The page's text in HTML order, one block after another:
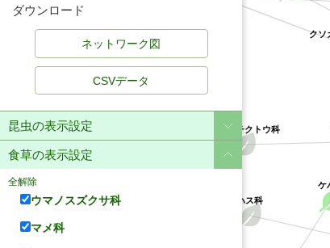
ハス科
ケ
クソ
キョウチクトウ科
ダウンロード
CSVデータ
昆虫の表示設定
食草の表示設定
全解除
ウマノスズクサ科
マメ科